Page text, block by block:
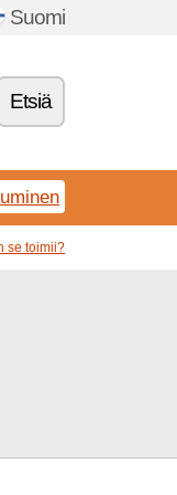
Suomi
Etsiä
se toimii?